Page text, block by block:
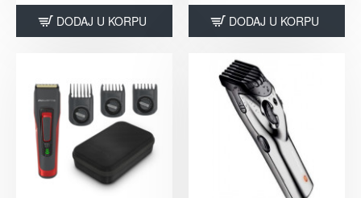
DODAJ U KORPU DODAJ U KORPU